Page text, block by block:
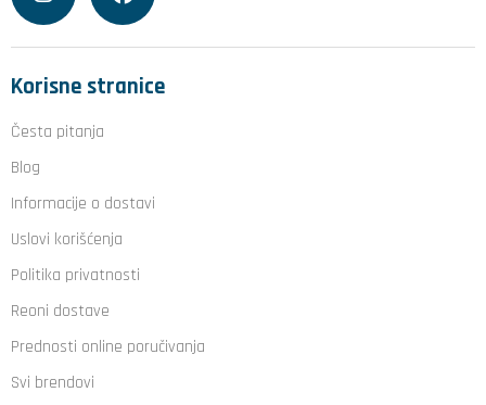
Korisne stranice
Česta pitanja
Blog
Informacije o dostavi
Uslovi korišćenja
Politika privatnosti
Reoni dostave
Prednosti online poručivanja
Svi brendovi